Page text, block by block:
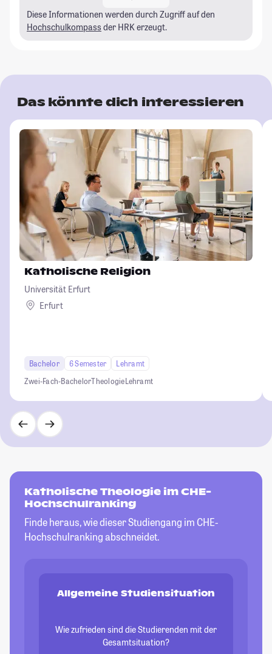
Diese Informationen werden durch Zugriff auf den
Hochschulkompass der HRK erzeugt.
Das könnte dich interessieren
Katholische Religion
Universität Erfurt
Erfurt
Bachelor 6 Semester
Lehramt
Zwei-Fach-BachelorTheologieLehramt
Katholische Theologie im CHE-
Hochschulranking
Finde heraus, wie dieser Studiengang im CHE-
Hochschulranking abschneidet.
Allgemeine Studiensituation
Wie zufrieden sind die Studierenden mit der
Gesamtsituation?